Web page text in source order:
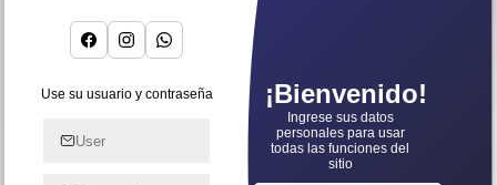
Use su usuario y contraseña ¡Bienvenido!
Ingrese sus datos
personales para usar
todas las funciones del
sitio